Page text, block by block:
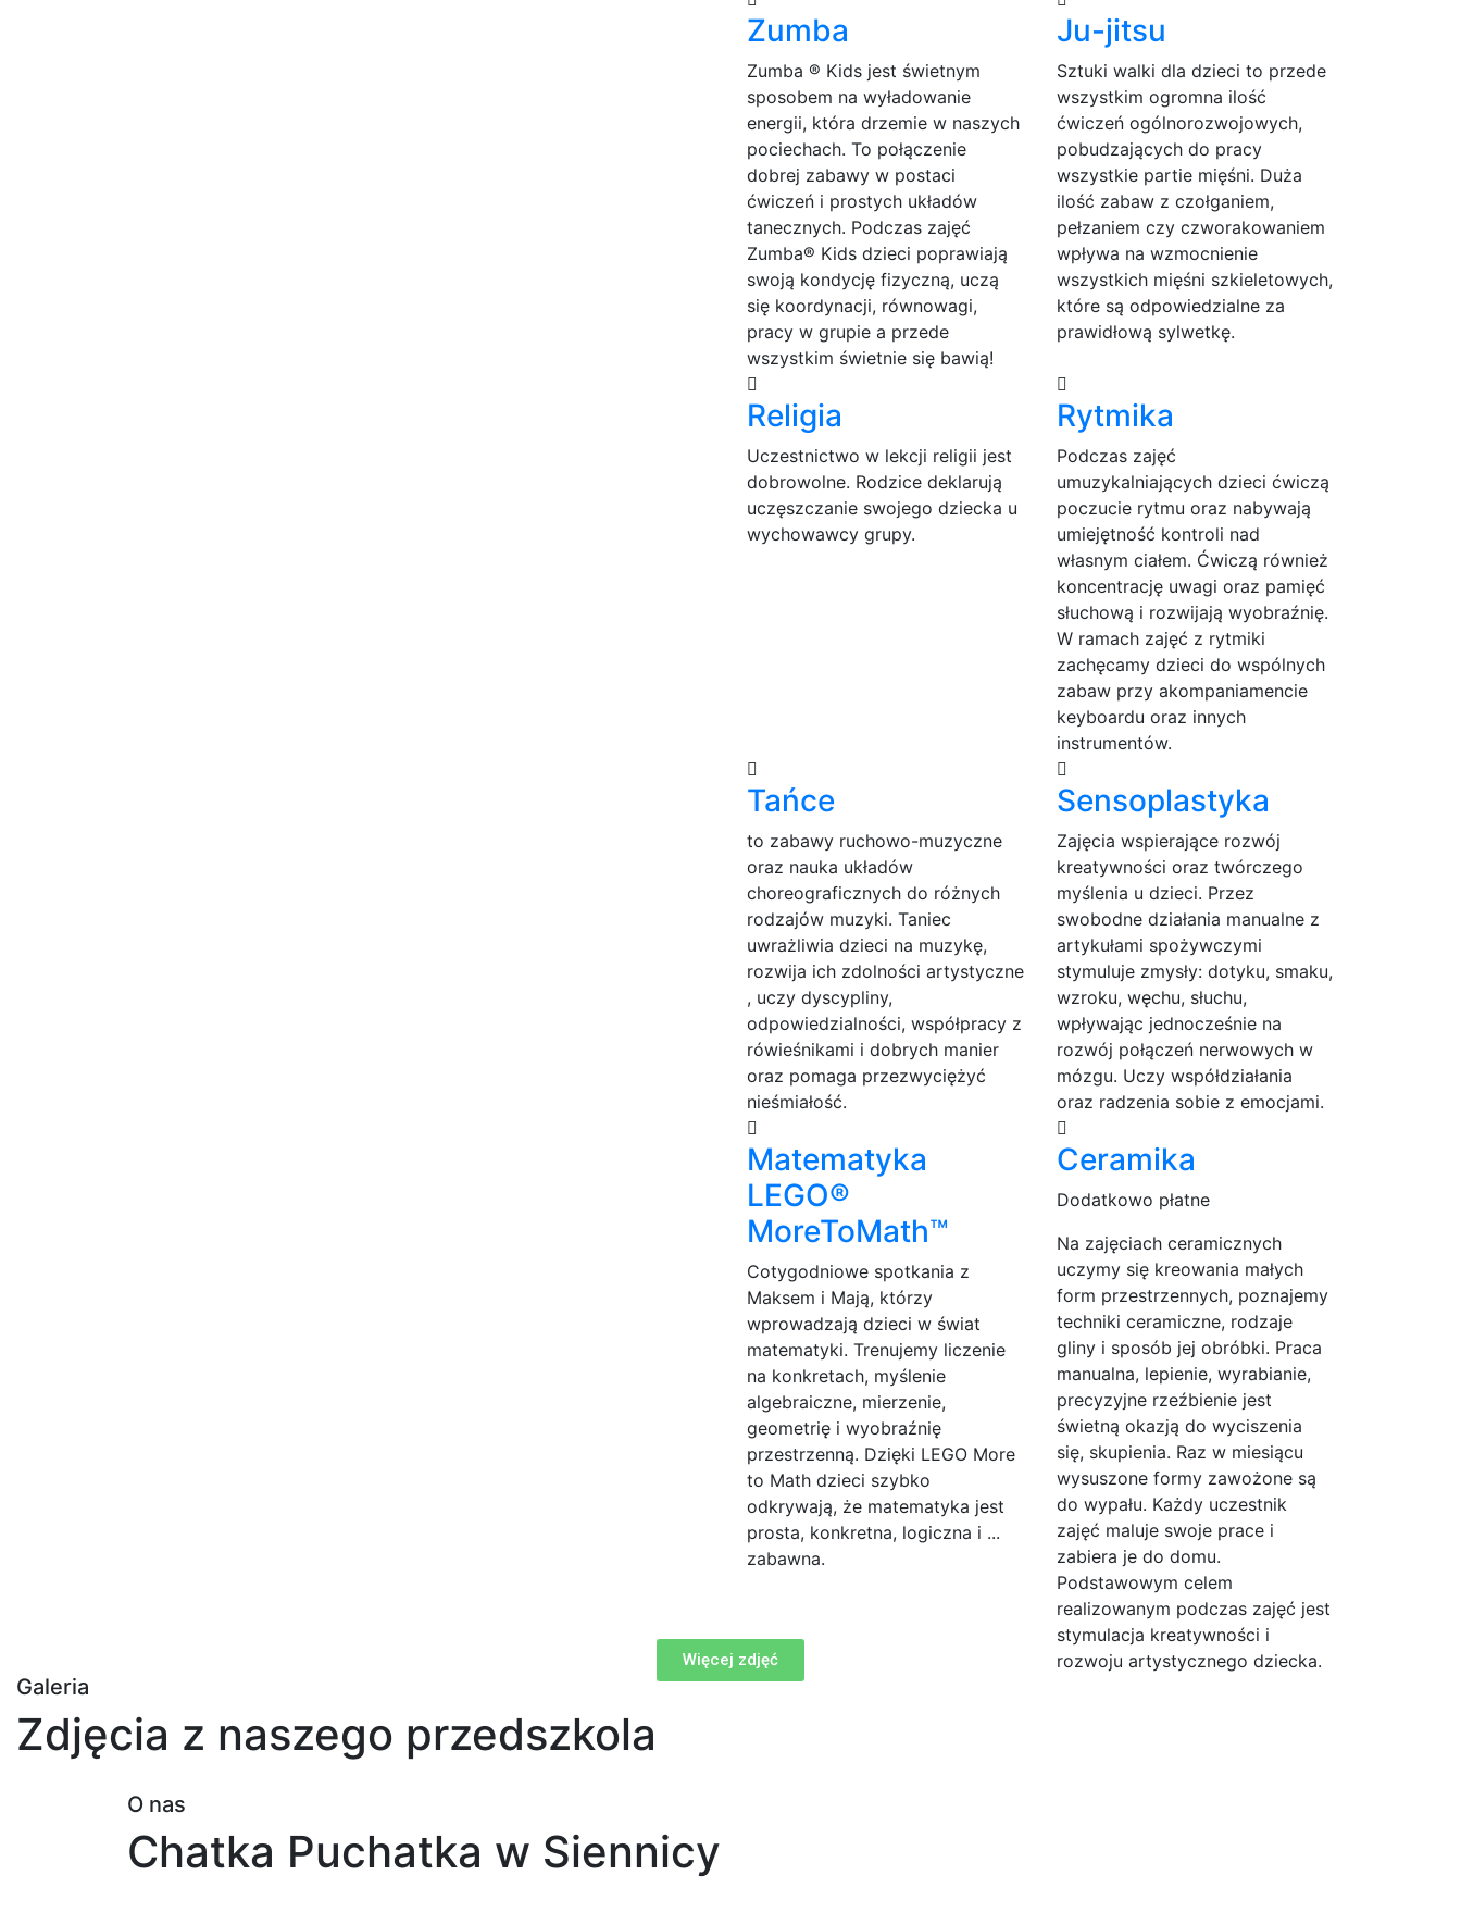
Zumba
Zumba ® Kids jest świetnym
sposobem na wyładowanie
energii, która drzemie w naszych
pociechach. To połączenie
dobrej zabawy w postaci
ćwiczeń i prostych układów
tanecznych. Podczas zajęć
Zumba® Kids dzieci poprawiają
swoją kondycję fizyczną, uczą
się koordynacji, równowagi,
pracy w grupie a przede
wszystkim świetnie się bawią!
Ju-jitsu
Sztuki walki dla dzieci to przede
wszystkim ogromna ilość
ćwiczeń ogólnorozwojowych,
pobudzających do pracy
wszystkie partie mięśni. Duża
ilość zabaw z czołganiem,
pełzaniem czy czworakowaniem
wpływa na wzmocnienie
wszystkich mięśni szkieletowych,
które są odpowiedzialne za
prawidłową sylwetkę.
Religia
Uczestnictwo w lekcji religii jest
dobrowolne. Rodzice deklarują
uczęszczanie swojego dziecka u
wychowawcy grupy.
Rytmika
Podczas zajęć
umuzykalniających dzieci ćwiczą
poczucie rytmu oraz nabywają
umiejętność kontroli nad
własnym ciałem. Ćwiczą również
koncentrację uwagi oraz pamięć
słuchową i rozwijają wyobraźnię.
W ramach zajęć z rytmiki
zachęcamy dzieci do wspólnych
zabaw przy akompaniamencie
keyboardu oraz innych
instrumentów.
Tańce
to zabawy ruchowo-muzyczne
oraz nauka układów
choreograficznych do różnych
rodzajów muzyki. Taniec
uwrażliwia dzieci na muzykę,
rozwija ich zdolności artystyczne
, uczy dyscypliny,
odpowiedzialności, współpracy z
rówieśnikami i dobrych manier
oraz pomaga przezwyciężyć
nieśmiałość.
Sensoplastyka
Zajęcia wspierające rozwój
kreatywności oraz twórczego
myślenia u dzieci. Przez
swobodne działania manualne z
artykułami spożywczymi
stymuluje zmysły: dotyku, smaku,
wzroku, węchu, słuchu,
wpływając jednocześnie na
rozwój połączeń nerwowych w
mózgu. Uczy współdziałania
oraz radzenia sobie z emocjami.
Matematyka
LEGO®
MoreToMath™
Cotygodniowe spotkania z
Maksem i Mają, którzy
wprowadzają dzieci w świat
matematyki. Trenujemy liczenie
na konkretach, myślenie
algebraiczne, mierzenie,
geometrię i wyobraźnię
przestrzenną. Dzięki LEGO More
to Math dzieci szybko
odkrywają, że matematyka jest
prosta, konkretna, logiczna i ...
zabawna.
Ceramika
Dodatkowo płatne
Na zajęciach ceramicznych
uczymy się kreowania małych
form przestrzennych, poznajemy
techniki ceramiczne, rodzaje
gliny i sposób jej obróbki. Praca
manualna, lepienie, wyrabianie,
precyzyjne rzeźbienie jest
świetną okazją do wyciszenia
się, skupienia. Raz w miesiącu
wysuszone formy zawożone są
do wypału. Każdy uczestnik
zajęć maluje swoje prace i
zabiera je do domu.
Podstawowym celem
realizowanym podczas zajęć jest
stymulacja kreatywności i
rozwoju artystycznego dziecka.
Galeria
Zdjęcia z naszego przedszkola
Więcej zdjęć
O nas
Chatka Puchatka w Siennicy